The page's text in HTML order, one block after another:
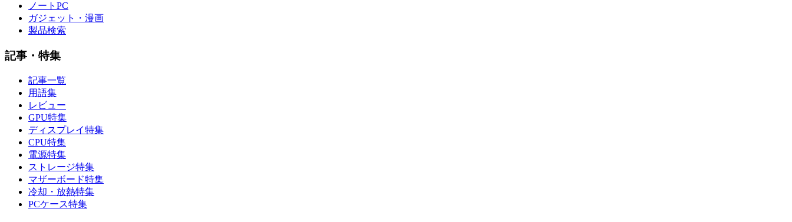
ノートPC
ガジェット・漫画
製品検索
記事・特集
記事一覧
用語集
レビュー
GPU特集
ディスプレイ特集
CPU特集
電源特集
ストレージ特集
マザーボード特集
冷却・放熱特集
PCケース特集